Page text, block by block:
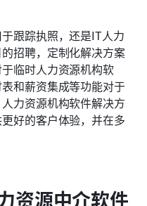
跟踪执照，还是IT人力
招聘，定制化解决方案
临时人力资源机构软
和薪资集成等功能对于
力资源机构软件解决方
好的客户体验，并在多
资源中介软件